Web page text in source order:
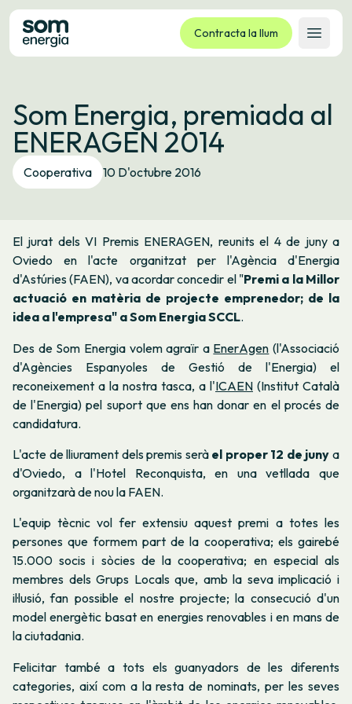
Contracta la llum
Obrir
Tarifes
Serveis
Empreses
La cooperativa
Oficina virtual
Idioma: ES CA GL EU
Som Energia, premiada al
ENERAGEN 2014
Cooperativa 10 D'octubre 2016
El jurat dels VI Premis ENERAGEN, reunits el 4 de juny a
Oviedo en l'acte organitzat per l'Agència d'Energia
d'Astúries (FAEN), va acordar concedir el "Premi a la Millor
actuació en matèria de projecte emprenedor; de la
idea a l'empresa" a Som Energia SCCL.
Des de Som Energia volem agraïr a EnerAgen (l'Associació
d'Agències Espanyoles de Gestió de l'Energia) el
reconeixement a la nostra tasca, a l'ICAEN (Institut Català
de l'Energia) pel suport que ens han donar en el procés de
candidatura.
L'acte de lliurament dels premis serà el proper 12 de juny a
d'Oviedo, a l'Hotel Reconquista, en una vetllada que
organitzarà de nou la FAEN.
L'equip tècnic vol fer extensiu aquest premi a totes les
persones que formem part de la cooperativa; els gairebé
15.000 socis i sòcies de la cooperativa; en especial als
membres dels Grups Locals que, amb la seva implicació i
il·lusió, fan possible el nostre projecte; la consecució d'un
model energètic basat en energies renovables i en mans de
la ciutadania.
Felicitar també a tots els guanyadors de les diferents
categories, així com a la resta de nominats, per les seves